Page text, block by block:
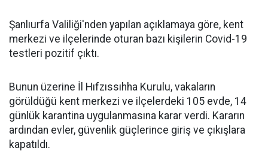
Şanlıurfa Valiliği'nden yapılan açıklamaya göre, kent
merkezi ve ilçelerinde oturan bazı kişilerin Covid-19
testleri pozitif çıktı.
Bunun üzerine İl Hıfzıssıhha Kurulu, vakaların
görüldüğü kent merkezi ve ilçelerdeki 105 evde, 14
günlük karantina uygulanmasına karar verdi. Kararın
ardından evler, güvenlik güçlerince giriş ve çıkışlara
kapatıldı.